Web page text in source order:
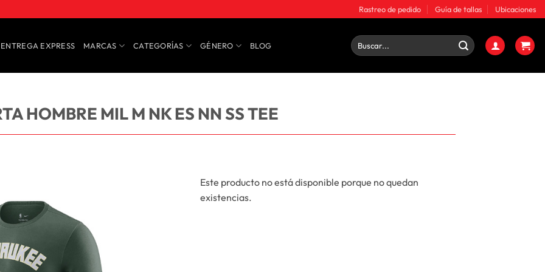
Rastreo de pedido Guía de tallas Ubicaciones
ENTREGA EXPRESS MARCAS CATEGORÍAS GÉNERO BLOG
Buscar
por:
HOMBRE MIL M NK ES NN SS TEE
Este producto no está disponible porque no quedan
existencias.